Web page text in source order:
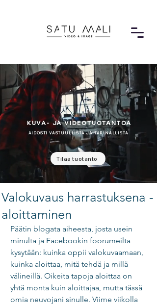
KUVA- JA VIDEOTUOTANTOA
AIDOSTI VASTUULLISTA JA TARINALLISTA
Tilaa tuotanto
Valokuvaus harrastuksena -
aloittaminen
Päätin blogata aiheesta, josta usein
minulta ja Facebookin foorumeilta
kysytään: kuinka oppii valokuvaamaan,
kuinka aloittaa, mitä tehdä ja millä
välineillä. Oikeita tapoja aloittaa on
yhtä monta kuin aloittajaa, mutta tässä
omia neuvojani sinulle. Viime viikolla